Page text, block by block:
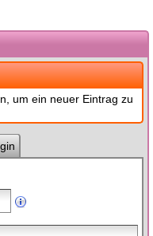
um ein neuer Eintrag zu